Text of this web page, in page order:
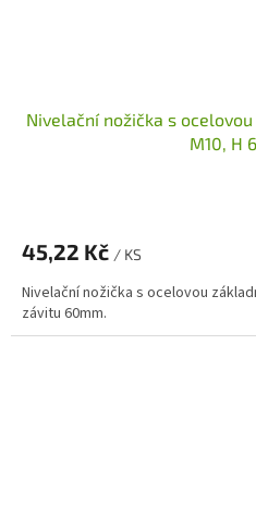
Nivelační nožička s
M10, H
45,22 Kč / KS
Nivelační nožička s ocelovou
závitu 60mm.